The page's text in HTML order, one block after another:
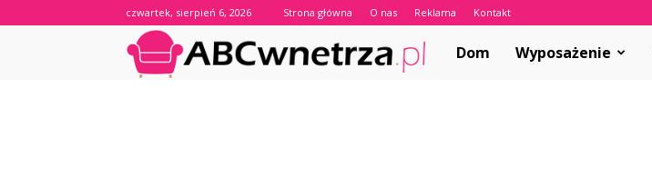
czwartek, sierpień 6, 2026 Strona główna O nas Reklama Kontakt
ABCwnetrza.pl
Dom Wyposażenie